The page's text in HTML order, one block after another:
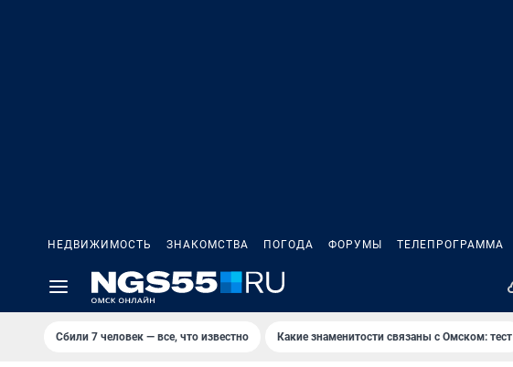
НЕДВИЖИМОСТЬ ЗНАКОМСТВА ПОГОДА ФОРУМЫ ТЕЛЕПРОГРАММА
Сбили 7 человек — все, что известно Какие знаменитости связаны с Омском: тест